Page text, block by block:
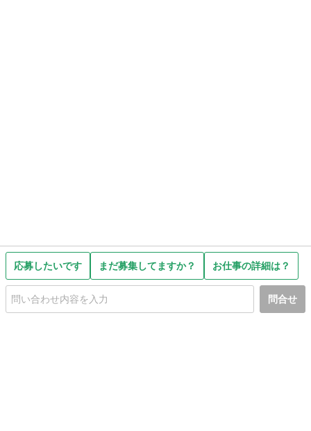
応募したいです まだ募集してますか？ お仕事の詳細は？
問合せ